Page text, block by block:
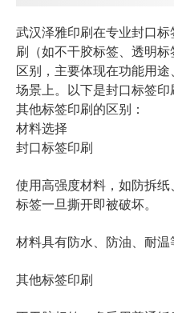
武汉泽雅印刷在专业封口标
刷（如不干胶标签 、透明
区别，主要体现在功能用
场景上。以下是封口标签
其他标签印刷的区别：
材料选择
封口标签印刷
使用高强度材料，如防拆
标签一旦撕开即被破坏。
材料具有防水、防油、耐温
其他标签印刷